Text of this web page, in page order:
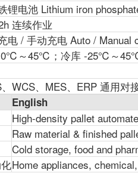
锂电池 Lithium iron
连续作业
电 / 手动充电 Auto / Manual
0℃～45℃；冷库 -25℃～
WCS、MES、ERP 通用对
English
High-density pallet
Raw material & finished
Cold storage, food and
Home appliances,